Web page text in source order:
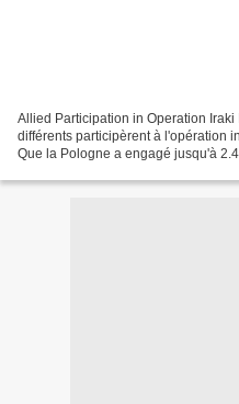
Allied Participation in Operation
différents participèrent à l'opération
Que la Pologne a engagé jusqu'à